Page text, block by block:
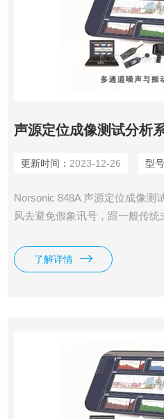
声源定位成像测试分析
更新时间： 2023-12-26 型号
Norsonic 848A 声源定位成像测
风去避免假象讯号，跟一般传统
128、256、384三种麦克风尺寸
20KHz。
了解详情